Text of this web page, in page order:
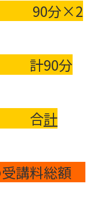
計
講料総額